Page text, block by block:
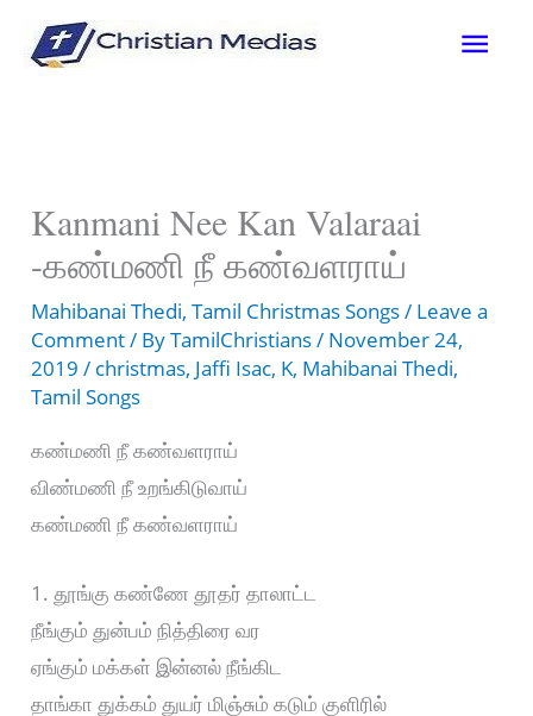
Kanmani Nee Kan Valaraai
-கண்மணி நீ கண்வளராய்
Mahibanai Thedi,Tamil Christmas Songs/ Leave a
Comment/ ByTamilChristians/ November 24,
2019/ christmas, Jaffi Isac, K, Mahibanai Thedi,
Tamil Songs
கண்மணி நீ கண்வளராய்
விண்மணி நீ உறங்கிடுவாய்
கண்மணி நீ கண்வளராய்
1. தூங்கு கண்ணே தூதர் தாலாட்ட
நீங்கும் துன்பம் நித்திரை வர
ஏங்கும் மக்கள் இன்னல் நீங்கிட
தாங்கா துக்கம் துயர் மிஞ்சும் கடும் குளிரில்